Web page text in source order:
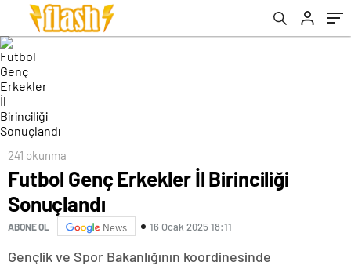
241 okunma
Futbol Genç Erkekler İl Birinciliği
Sonuçlandı
ABONE OL News 16 Ocak 2025 18:11
Gençlik ve Spor Bakanlığının koordinesinde